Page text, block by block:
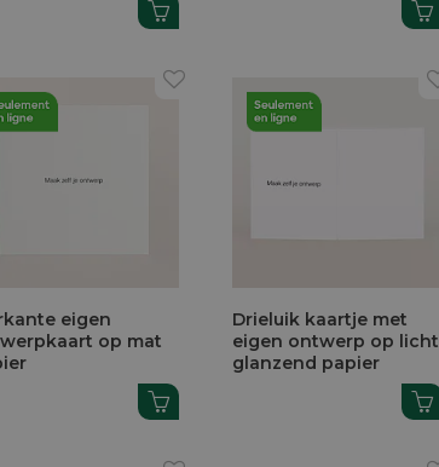
eigen
op mat
Drieluik kaartje met
eigen ontwerp op licht
glanzend papier